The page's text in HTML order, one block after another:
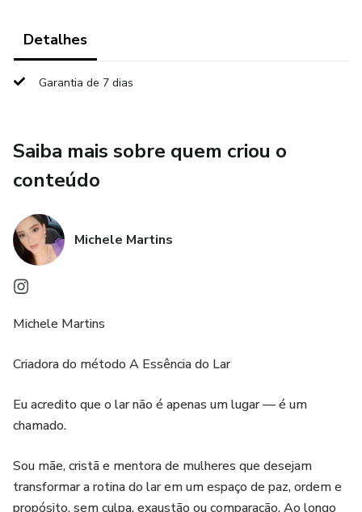
rotina simples e possível
organização emocional aplicada ao dia a dia
limites como princípio espiritual
constância sem culpa e sem perfeccionismo
Tudo é apresentado com linguagem clara, acolhedora e
aplicável, para que a mulher consiga colocar em prática no
com intenção.
O Essência do Lar não promete uma casa perfeita.
viver com ordem, descanso e propósito.
Mais do que um e-book, ele é a base de um método que
Detalhes
Garantia de 7 dias
Saiba mais sobre quem criou o
conteúdo
Michele Martins
Michele Martins
Criadora do método A Essência do Lar
Eu acredito que o lar não é apenas um lugar — é um
chamado.
Sou mãe, cristã e mentora de mulheres que desejam
transformar a rotina do lar em um espaço de paz, ordem e
propósito, sem culpa, exaustão ou comparação. Ao longo